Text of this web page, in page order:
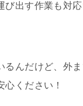
出す作業も対応
るんだけど、外
心ください！